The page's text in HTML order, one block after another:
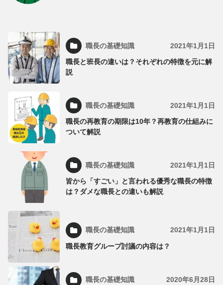
職長の基礎知識 2021年1月1日
職長と班長の違いは？それぞれの特徴を元に解
説
職長の基礎知識 2021年1月1日
職長の再教育の期限は10年？再教育の仕組みに
ついて解説
職長の基礎知識 2021年1月1日
皆から「すごい」と言われる優秀な職長の特徴
は？ダメな職長との違いも解説
職長の基礎知識 2021年1月1日
職長教育グループ討議の内容は？
職長の基礎知識 2020年6月28日